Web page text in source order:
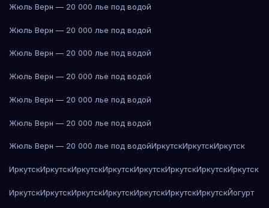
Жюль Верн — 20 000 лье под водой
Жюль Верн — 20 000 лье под водой
Жюль Верн — 20 000 лье под водой
Жюль Верн — 20 000 лье под водой
Жюль Верн — 20 000 лье под водой
Жюль Верн — 20 000 лье под водой
Жюль Верн — 20 000 лье под водойИркутскИркутскИркутск
ИркутскИркутскИркутскИркутскИркутскИркутскИркутскИркутск
ИркутскИркутскИркутскИркутскИркутскИркутскИркутскЙогурт